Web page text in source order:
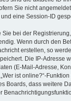
Sie nicht
eine Session-ID
bei der
Wenn durch den
erstellen, so
Die IP-Adresse
(E-Mail-Adresse,
ist online?“-
Boards, dass weitere